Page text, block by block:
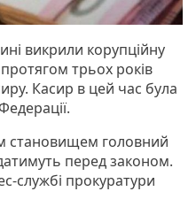
викрили корупційну
трьох років
Касир в цей час була
становищем головний
перед законом.
службі прокуратури